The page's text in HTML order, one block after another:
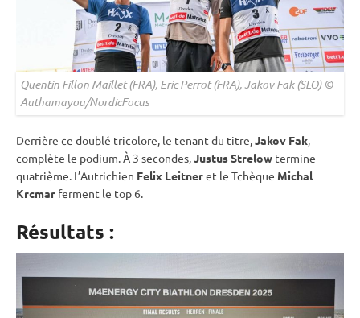
Quentin Fillon Maillet (FRA), Eric Perrot (FRA), Jakov Fak (SLO) ©
Authamayou/NordicFocus
Derrière ce doublé tricolore, le tenant du titre,Jakov Fak,
complète le podium. À 3 secondes,Justus Strelow termine
quatrième. L’Autrichien Felix Leitneret le Tchèque Michal
Krcmar ferment le top 6.
Résultats :